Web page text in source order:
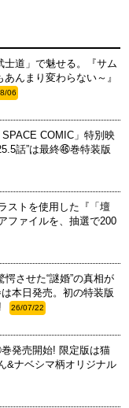
士道」で魅せる。『サム
んまり変わらない～』
06
SPACE COMIC」特別映
話”は最終㊻巻特装版
ストを使用した『「壇
ファイルを、抽選で200
させた“謎婚”の真相が
本日発売。初の特装版
26/07/22
発売開始! 限定版は猫
&ナベシマ柄オリジナル